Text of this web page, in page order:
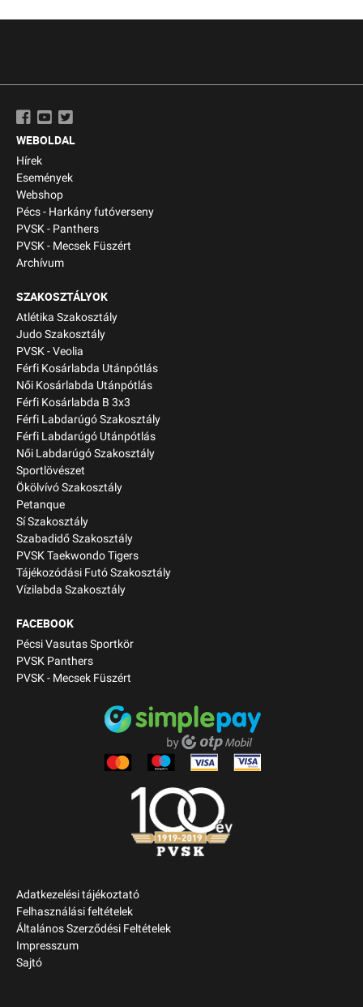
WEBOLDAL
Hírek
Események
Webshop
Pécs - Harkány futóverseny
PVSK - Panthers
PVSK - Mecsek Füszért
Archívum
SZAKOSZTÁLYOK
Atlétika Szakosztály
Judo Szakosztály
PVSK - Veolia
Férfi Kosárlabda Utánpótlás
Női Kosárlabda Utánpótlás
Férfi Kosárlabda B 3x3
Férfi Labdarúgó Szakosztály
Férfi Labdarúgó Utánpótlás
Női Labdarúgó Szakosztály
Sportlövészet
Ökölvívó Szakosztály
Petanque
Sí Szakosztály
Szabadidő Szakosztály
PVSK Taekwondo Tigers
Tájékozódási Futó Szakosztály
Vízilabda Szakosztály
FACEBOOK
Pécsi Vasutas Sportkör
PVSK Panthers
PVSK - Mecsek Füszért
Adatkezelési tájékoztató
Felhasználási feltételek
Általános Szerződési Feltételek
Impresszum
Sajtó